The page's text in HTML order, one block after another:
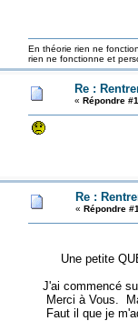
En théorie rien ne
rien ne fonctionne et
Re :
« Répondre
Re :
« Répondre
Une petite
J'ai commencé
Merci à Vous.
Faut il que je